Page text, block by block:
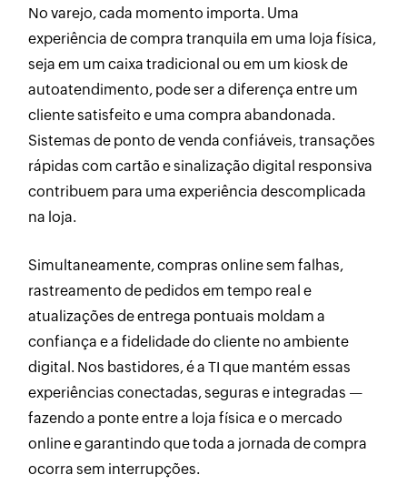
No varejo, cada momento importa. Uma
experiência de compra tranquila em uma loja física,
seja em um caixa tradicional ou em um kiosk de
autoatendimento, pode ser a diferença entre um
cliente satisfeito e uma compra abandonada.
Sistemas de ponto de venda confiáveis, transações
rápidas com cartão e sinalização digital responsiva
contribuem para uma experiência descomplicada
na loja.
Simultaneamente, compras online sem falhas,
rastreamento de pedidos em tempo real e
atualizações de entrega pontuais moldam a
confiança e a fidelidade do cliente no ambiente
digital. Nos bastidores, é a TI que mantém essas
experiências conectadas, seguras e integradas —
fazendo a ponte entre a loja física e o mercado
online e garantindo que toda a jornada de compra
ocorra sem interrupções.